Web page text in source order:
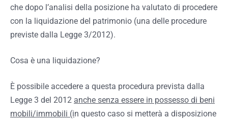
che dopo l’analisi della posizione ha valutato di procedere
con la liquidazione del patrimonio (una delle procedure
previste dalla Legge 3/2012).
Cosa è una liquidazione?
È possibile accedere a questa procedura prevista dalla
Legge 3 del 2012 anche senza essere in possesso di beni
mobili/immobili (in questo caso si metterà a disposizione